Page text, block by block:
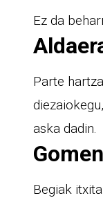
Ez da
Parte
aska dadin.
Begiak